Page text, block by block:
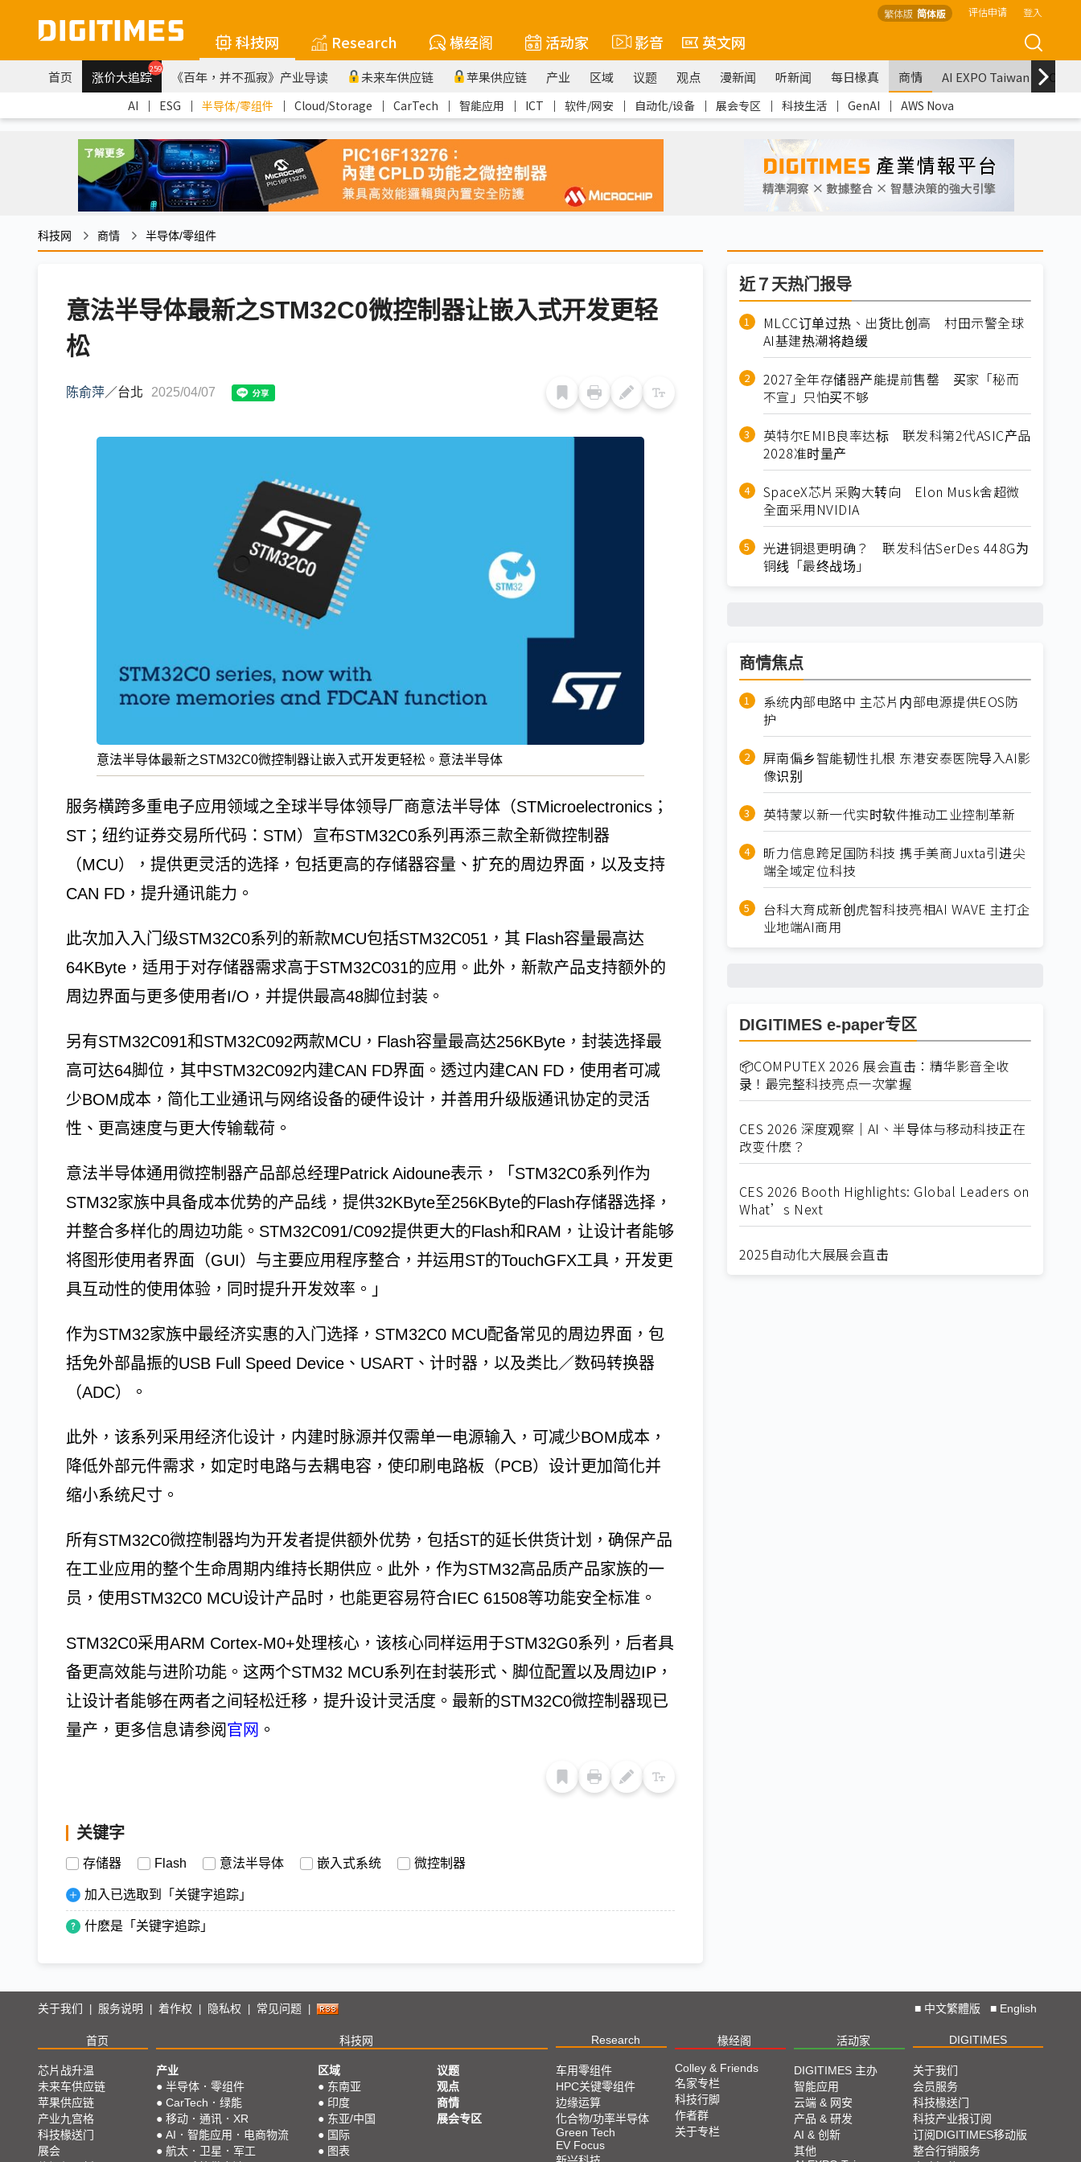
繁体版 简体版 评估申请 登入
科技网 Research 椽经阁 活动家 影音 英文网
首页 涨价大追踪259 《百年，并不孤寂》产业导读 未来车供应链 苹果供应链 产业 区域 议题 观点 漫新闻 听新闻 每日椽真 商情 AI EXPO Taiwan
AI ｜ ESG ｜ 半导体/零组件 ｜ Cloud/Storage ｜ CarTech ｜ 智能应用 ｜ ICT ｜ 软件/网安 ｜ 自动化/设备 ｜ 展会专区 ｜ 科技生活 ｜ GenAI ｜ AWS Nova
科技网 商情 半导体/零组件
意法半导体最新之STM32C0微控制器让嵌入式开发更轻
松
陈俞萍／台北 2025/04/07
意法半导体最新之STM32C0微控制器让嵌入式开发更轻松。意法半导体
服务横跨多重电子应用领域之全球半导体领导厂商意法半导体（STMicroelectronics；
ST；纽约证券交易所代码：STM）宣布STM32C0系列再添三款全新微控制器
（MCU），提供更灵活的选择，包括更高的存储器容量、扩充的周边界面，以及支持
CAN FD，提升通讯能力。
此次加入入门级STM32C0系列的新款MCU包括STM32C051，其 Flash容量最高达
64KByte，适用于对存储器需求高于STM32C031的应用。此外，新款产品支持额外的
周边界面与更多使用者I/O，并提供最高48脚位封装。
另有STM32C091和STM32C092两款MCU，Flash容量最高达256KByte，封装选择最
高可达64脚位，其中STM32C092内建CAN FD界面。透过内建CAN FD，使用者可减
少BOM成本，简化工业通讯与网络设备的硬件设计，并善用升级版通讯协定的灵活
性、更高速度与更大传输载荷。
意法半导体通用微控制器产品部总经理Patrick Aidoune表示，「STM32C0系列作为
STM32家族中具备成本优势的产品线，提供32KByte至256KByte的Flash存储器选择，
并整合多样化的周边功能。STM32C091/C092提供更大的Flash和RAM，让设计者能够
将图形使用者界面（GUI）与主要应用程序整合，并运用ST的TouchGFX工具，开发更
具互动性的使用体验，同时提升开发效率。」
作为STM32家族中最经济实惠的入门选择，STM32C0 MCU配备常见的周边界面，包
括免外部晶振的USB Full Speed Device、USART、计时器，以及类比／数码转换器
（ADC）。
此外，该系列采用经济化设计，内建时脉源并仅需单一电源输入，可减少BOM成本，
降低外部元件需求，如定时电路与去耦电容，使印刷电路板（PCB）设计更加简化并
缩小系统尺寸。
所有STM32C0微控制器均为开发者提供额外优势，包括ST的延长供货计划，确保产品
在工业应用的整个生命周期内维持长期供应。此外，作为STM32高品质产品家族的一
员，使用STM32C0 MCU设计产品时，也能更容易符合IEC 61508等功能安全标准。
STM32C0采用ARM Cortex-M0+处理核心，该核心同样运用于STM32G0系列，后者具
备更高效能与进阶功能。这两个STM32 MCU系列在封装形式、脚位配置以及周边IP，
让设计者能够在两者之间轻松迁移，提升设计灵活度。最新的STM32C0微控制器现已
量产，更多信息请参阅 官网 。
关键字
存储器 Flash 意法半导体 嵌入式系统 微控制器
加入已选取到「关键字追踪」
什麽是「关键字追踪」
近７天热门报导
MLCC订单过热、出货比创高 村田示警全球
AI基建热潮将趋缓
2027全年存储器产能提前售罄 买家「秘而
不宣」只怕买不够
英特尔EMIB良率达标 联发科第2代ASIC产品
2028准时量产
SpaceX芯片采购大转向 Elon Musk舍超微
全面采用NVIDIA
光进铜退更明确？ 联发科估SerDes 448G为
铜线「最终战场」
商情焦点
系统内部电路中 主芯片内部电源提供EOS防
护
屏南偏乡智能韧性扎根 东港安泰医院导入AI影
像识别
英特蒙以新一代实时软件推动工业控制革新
昕力信息跨足国防科技 携手美商Juxta引进尖
端全域定位科技
台科大育成新创虎智科技亮相AI WAVE 主打企
业地端AI商用
DIGITIMES e-paper专区
📦COMPUTEX 2026 展会直击：精华影音全收
录！最完整科技亮点一次掌握
CES 2026 深度观察｜AI、半导体与移动科技正在
改变什麽？
CES 2026 Booth Highlights: Global Leaders on
What’s Next
2025自动化大展展会直击
选
关于我们 服务说明 着作权 隐私权 常见问题 ■ 中文繁體版 ■ English
首页 科技网 Research 椽经阁 活动家 DIGITIMES
芯片战升温
未来车供应链
苹果供应链
产业九宫格
科技椽送门
展会
产业
● 半导体．零组件
● CarTech．绿能
● 移动．通讯．XR
● AI．智能应用．电商物流
● 航太．卫星．军工
区域
● 东南亚
● 印度
● 东亚/中国
● 国际
● 图表
议题
观点
商情
展会专区
车用零组件
HPC关键零组件
边缘运算
化合物/功率半导体
Green Tech
EV Focus
Colley & Friends
名家专栏
科技行脚
作者群
关于专栏
DIGITIMES 主办
智能应用
云端 & 网安
产品 & 研发
AI & 创新
其他
关于我们
会员服务
科技椽送门
科技产业报订阅
订阅DIGITIMES移动版
整合行销服务